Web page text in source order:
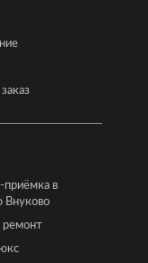
приёмка в
Внуково
ремонт